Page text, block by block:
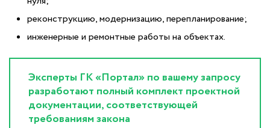
реконструкцию, модернизацию, перепланирование;
инженерные и ремонтные работы на объектах.
Эксперты ГК «Портал» по вашему запросу
разработают полный комплект проектной
документации, соответствующей
требованиям закона